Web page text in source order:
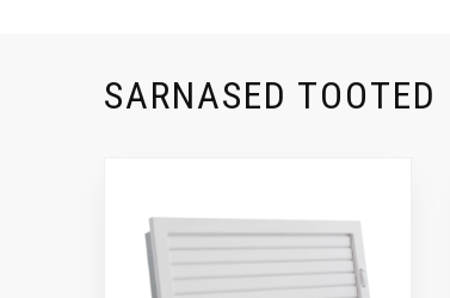
SARNASED TOOTED